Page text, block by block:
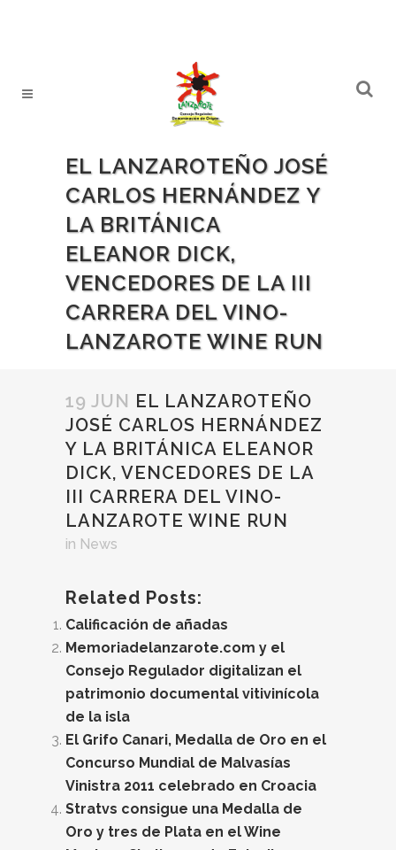
EL LANZAROTEÑO JOSÉ
CARLOS HERNÁNDEZ Y
LA BRITÁNICA
ELEANOR DICK,
VENCEDORES DE LA III
CARRERA DEL VINO-
LANZAROTE WINE RUN
19 JUN EL LANZAROTEÑO
JOSÉ CARLOS HERNÁNDEZ
Y LA BRITÁNICA ELEANOR
DICK, VENCEDORES DE LA
III CARRERA DEL VINO-
LANZAROTE WINE RUN
in News
Related Posts:
Calificación de añadas
Memoriadelanzarote.com y el
Consejo Regulador digitalizan el
patrimonio documental vitivinícola
de la isla
El Grifo Canari, Medalla de Oro en el
Concurso Mundial de Malvasías
Vinistra 2011 celebrado en Croacia
Stratvs consigue una Medalla de
Oro y tres de Plata en el Wine